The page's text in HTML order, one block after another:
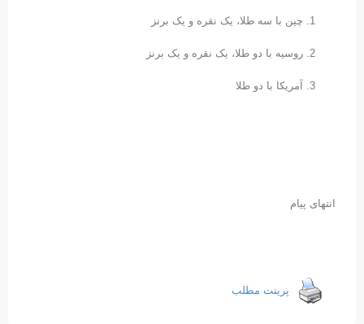
چین با سه طلا، یک نقره و یک برنز
روسیه با دو طلا، یک نقره و یک برنز
آمریکا با دو طلا
انتهای پیام
پرینت مطلب